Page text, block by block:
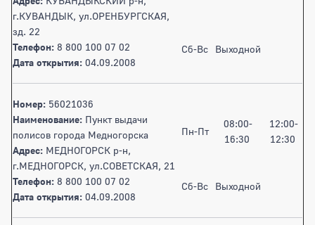
г.КУВАНДЫК, ул.ОРЕНБУРГСКАЯ,
зд. 22
Телефон: 8 800 100 07 02
Дата открытия: 04.09.2008
Сб-Вс Выходной
Номер: 56021036
Наименование: Пункт выдачи
полисов города Медногорска
Адрес: МЕДНОГОРСК р-н,
г.МЕДНОГОРСК, ул.СОВЕТСКАЯ, 21
Телефон: 8 800 100 07 02
Дата открытия: 04.09.2008
Пн-Пт
08:00-
16:30
12:00-
12:30
Сб-Вс Выходной